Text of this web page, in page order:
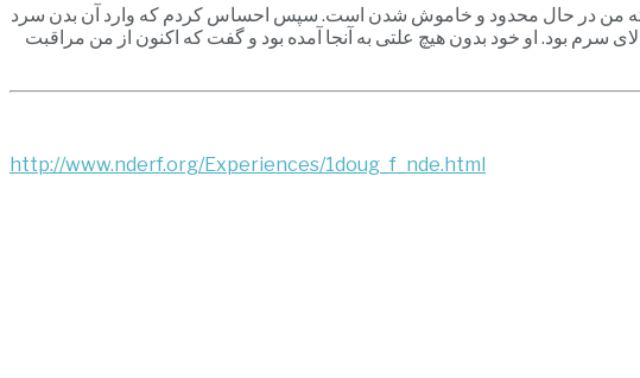
من در حال محدود و خاموش شدن است. سپس احساس کردم که وارد آن بدن سرد
بود. او خود بدون هیچ علتی به آنجا آمده بود و گفت که اکنون از من مراقبت
http://www.nderf.org/Experiences/1doug_f_nde.html